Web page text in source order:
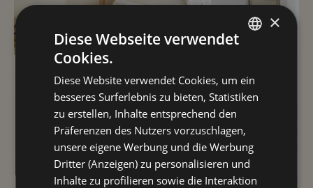
ECONOMY
mit dem besten
Tarif
ENGLISH
FRENCH
RUSSIAN
×
Diese Webseite verwendet
Cookies.
Diese Website verwendet Cookies, um ein
besseres Surferlebnis zu bieten, Statistiken
zu erstellen, Inhalte entsprechend den
Präferenzen des Nutzers vorzuschlagen,
unsere eigene Werbung und die Werbung
Dritter (Anzeigen) zu personalisieren und
Inhalte zu profilieren sowie die Interaktion